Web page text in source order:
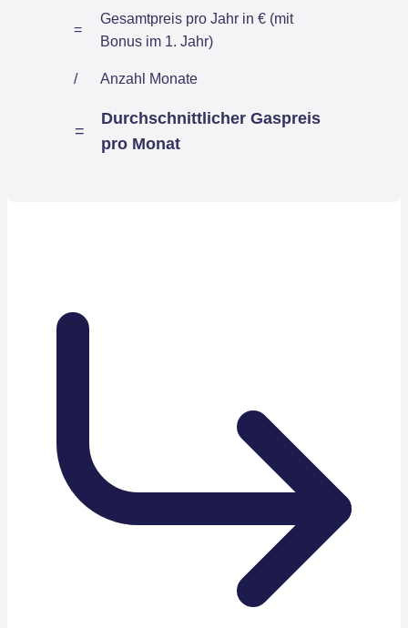
=
Gesamtpreis pro Jahr in € (mit
Bonus im 1. Jahr)
/ Anzahl Monate
=
Durchschnittlicher Gaspreis
pro Monat